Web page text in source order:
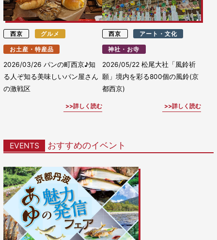
西京 グルメ
お土産・特産品
2026/03/26パンの町西京♪知
る人ぞ知る美味しいパン屋さん
の激戦区
詳しく読む
西京 アート・文化
神社・お寺
2026/05/22 松尾大社「風鈴祈
願」境内を彩る800個の風鈴(京
都西京)
詳しく読む
EVENTS おすすめのイベント